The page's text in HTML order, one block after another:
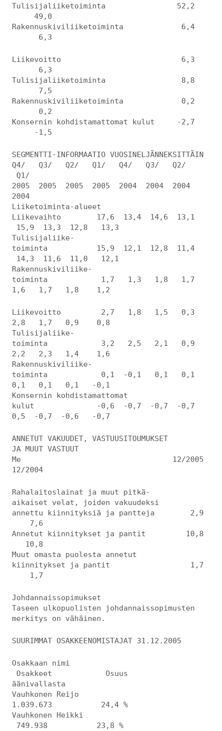
Tulisijaliiketoiminta 52,2
49,0
Rakennuskiviliiketoiminta 6,4
6,3
Liikevoitto 6,3
6,3
Tulisijaliiketoiminta 8,8
7,5
Rakennuskiviliiketoiminta 0,2
0,2
Konsernin kohdistamattomat kulut -2,7
-1,5
SEGMENTTI-INFORMAATIO VUOSINELJÄNNEKSITTÄIN
Q4/ Q3/ Q2/ Q1/ Q4/ Q3/ Q2/
Q1/
2005 2005 2005 2005 2004 2004 2004
2004
Liiketoiminta-alueet
Liikevaihto 17,6 13,4 14,6 13,1
15,9 13,3 12,8 13,3
Tulisijaliike-
toiminta 15,9 12,1 12,8 11,4
14,3 11,6 11,0 12,1
Rakennuskiviliike-
toiminta 1,7 1,3 1,8 1,7
1,6 1,7 1,8 1,2
Liikevoitto 2,7 1,8 1,5 0,3
2,8 1,7 0,9 0,8
Tulisijaliike-
toiminta 3,2 2,5 2,1 0,9
2,2 2,3 1,4 1,6
Rakennuskiviliike-
toiminta 0,1 -0,1 0,1 0,1
0,1 0,1 0,1 -0,1
Konsernin kohdistamattomat
kulut -0,6 -0,7 -0,7 -0,7
0,5 -0,7 -0,6 -0,7
ANNETUT VAKUUDET, VASTUUSITOUMUKSET
JA MUUT VASTUUT
Me 12/2005
12/2004
Rahalaitoslainat ja muut pitkä-
aikaiset velat, joiden vakuudeksi
annettu kiinnityksiä ja pantteja 2,9
7,6
Annetut kiinnitykset ja pantit 10,8
10,8
Muut omasta puolesta annetut
kiinnitykset ja pantit 1,7
1,7
Johdannaissopimukset
Taseen ulkopuolisten johdannaissopimusten
merkitys on vähäinen.
SUURIMMAT OSAKKEENOMISTAJAT 31.12.2005
Osakkaan nimi
Osakkeet Osuus
äänivallasta
Vauhkonen Reijo
1.039.673 24,4 %
Vauhkonen Heikki
749.938 23,8 %